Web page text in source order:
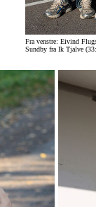
Fra venstre: Eivind
Sundby fra Ik Tjalve